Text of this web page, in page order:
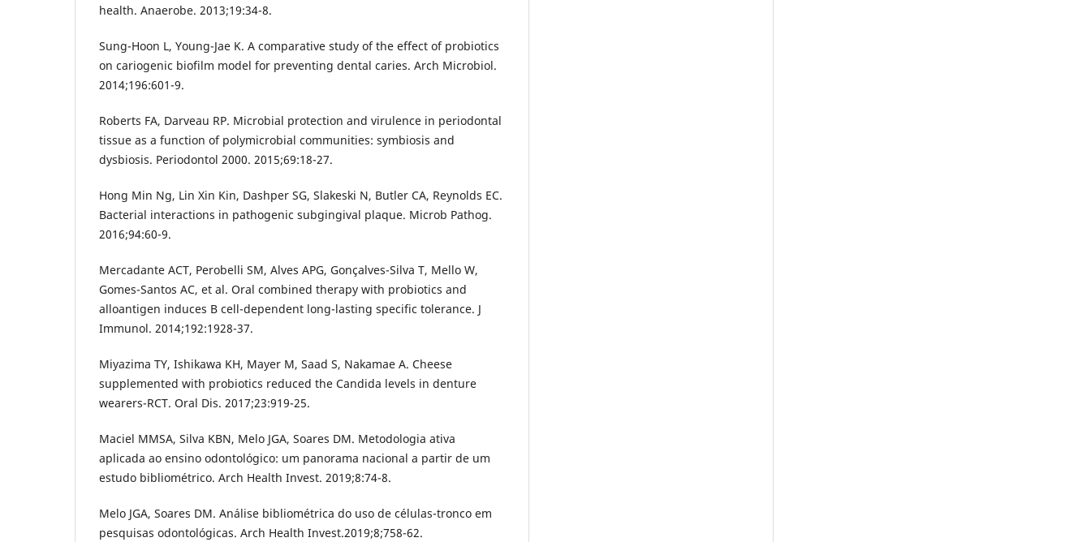
health. Anaerobe. 2013;19:34-8.
Sung-Hoon L, Young-Jae K. A comparative study of the effect of probiotics
on cariogenic biofilm model for preventing dental caries. Arch Microbiol.
2014;196:601-9.
Roberts FA, Darveau RP. Microbial protection and virulence in periodontal
tissue as a function of polymicrobial communities: symbiosis and
dysbiosis. Periodontol 2000. 2015;69:18-27.
Hong Min Ng, Lin Xin Kin, Dashper SG, Slakeski N, Butler CA, Reynolds EC.
Bacterial interactions in pathogenic subgingival plaque. Microb Pathog.
2016;94:60-9.
Mercadante ACT, Perobelli SM, Alves APG, Gonçalves-Silva T, Mello W,
Gomes-Santos AC, et al. Oral combined therapy with probiotics and
alloantigen induces B cell-dependent long-lasting specific tolerance. J
Immunol. 2014;192:1928-37.
Miyazima TY, Ishikawa KH, Mayer M, Saad S, Nakamae A. Cheese
supplemented with probiotics reduced the Candida levels in denture
wearers-RCT. Oral Dis. 2017;23:919-25.
Maciel MMSA, Silva KBN, Melo JGA, Soares DM. Metodologia ativa
aplicada ao ensino odontológico: um panorama nacional a partir de um
estudo bibliométrico. Arch Health Invest. 2019;8:74-8.
Melo JGA, Soares DM. Análise bibliométrica do uso de células-tronco em
pesquisas odontológicas. Arch Health Invest.2019;8;758-62.